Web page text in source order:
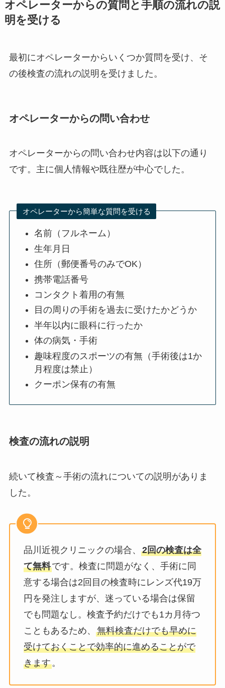
オペレーターからの質問と手順の流れの説
明を受ける
最初にオペレーターからいくつか質問を受け、そ
の後検査の流れの説明を受けました。
オペレーターからの問い合わせ
オペレーターからの問い合わせ内容は以下の通り
です。主に個人情報や既往歴が中心でした。
オペレーターから簡単な質問を受ける
名前（フルネーム）
生年月日
住所（郵便番号のみでOK）
携帯電話番号
コンタクト着用の有無
目の周りの手術を過去に受けたかどうか
半年以内に眼科に行ったか
体の病気・手術
趣味程度のスポーツの有無（手術後は1か
月程度は禁止）
クーポン保有の有無
検査の流れの説明
続いて検査～手術の流れについての説明がありま
した。
品川近視クリニックの場合、 2回の検査は全
て無料です。検査に問題がなく、手術に同
意する場合は2回目の検査時にレンズ代19万
円を発注しますが、迷っている場合は保留
でも問題なし。検査予約だけでも1カ月待つ
こともあるため、 無料検査だけでも早めに
受けておくことで効率的に進めることがで
きます。